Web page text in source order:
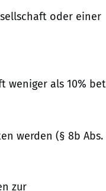
oder einer
weniger als 10%
werden (§ 8b Abs.
zur